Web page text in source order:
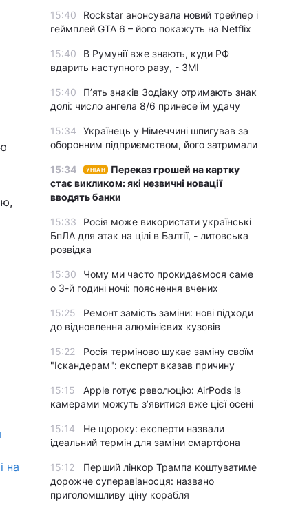
на
15:40
Rockstar анонсувала новий трейлер і
геймплей GTA 6 – його покажуть на Netflix
15:40
В Румунії вже знають, куди РФ
вдарить наступного разу, - ЗМІ
15:40
П’ять знаків Зодіаку отримають знак
долі: число ангела 8/6 принесе їм удачу
15:34
Українець у Німеччині шпигував за
оборонним підприємством, його затримали
15:34 УНІАН
Переказ грошей на картку
стає викликом: які незвичні новації
вводять банки
15:33
Росія може використати українські
БпЛА для атак на цілі в Балтії, - литовська
розвідка
15:30
Чому ми часто прокидаємося саме
о 3-й годині ночі: пояснення вчених
15:25
Ремонт замість заміни: нові підходи
до відновлення алюмінієвих кузовів
15:22
Росія терміново шукає заміну своїм
"Іскандерам": експерт вказав причину
15:15
Apple готує революцію: AirPods із
камерами можуть з’явитися вже цієї осені
15:14
Не щороку: експерти назвали
ідеальний термін для заміни смартфона
15:12
Перший лінкор Трампа коштуватиме
дорожче суперавіаносця: названо
приголомшливу ціну корабля